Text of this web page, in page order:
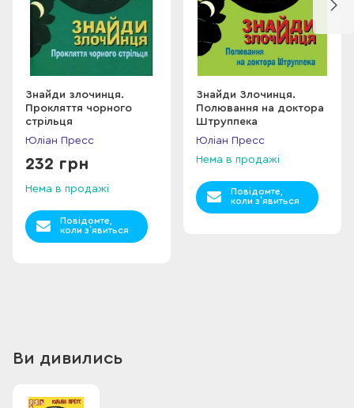
Знайди злочинця.
Прокляття чорного
стрільця
Юліан Пресс
232 грн
Нема в продажі
Повідомте,
коли з`явиться
Знайди Злочинця.
Полювання на доктора
Штруппека
Юліан Пресс
Нема в продажі
Повідомте,
коли з`явиться
Ви дивились